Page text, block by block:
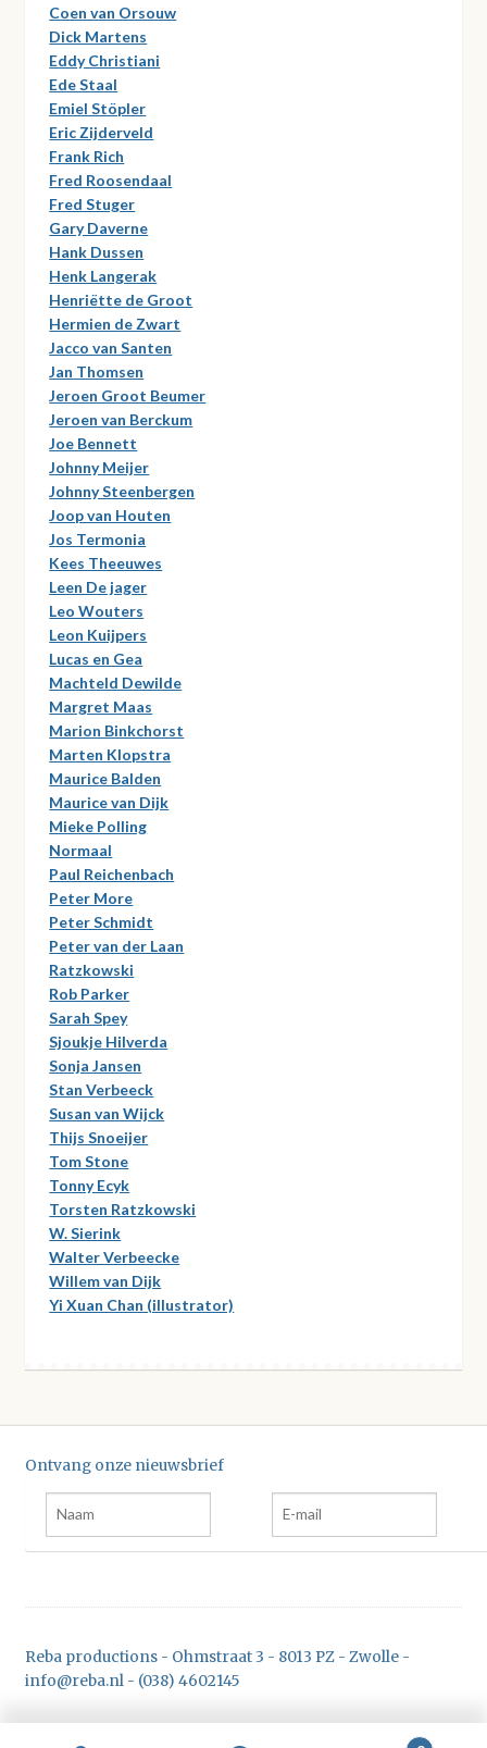
Coen van Orsouw
Dick Martens
Eddy Christiani
Ede Staal
Emiel Stöpler
Eric Zijderveld
Frank Rich
Fred Roosendaal
Fred Stuger
Gary Daverne
Hank Dussen
Henk Langerak
Henriëtte de Groot
Hermien de Zwart
Jacco van Santen
Jan Thomsen
Jeroen Groot Beumer
Jeroen van Berckum
Joe Bennett
Johnny Meijer
Johnny Steenbergen
Joop van Houten
Jos Termonia
Kees Theeuwes
Leen De jager
Leo Wouters
Leon Kuijpers
Lucas en Gea
Machteld Dewilde
Margret Maas
Marion Binkchorst
Marten Klopstra
Maurice Balden
Maurice van Dijk
Mieke Polling
Normaal
Paul Reichenbach
Peter More
Peter Schmidt
Peter van der Laan
Ratzkowski
Rob Parker
Sarah Spey
Sjoukje Hilverda
Sonja Jansen
Stan Verbeeck
Susan van Wijck
Thijs Snoeijer
Tom Stone
Tonny Ecyk
Torsten Ratzkowski
W. Sierink
Walter Verbeecke
Willem van Dijk
Yi Xuan Chan (illustrator)
Ontvang onze nieuwsbrief
Reba productions - Ohmstraat 3 - 8013 PZ - Zwolle -
info@reba.nl - (038) 4602145